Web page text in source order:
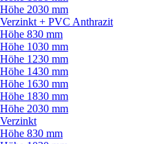
Höhe 2030 mm
Verzinkt + PVC Anthrazit
Höhe 830 mm
Höhe 1030 mm
Höhe 1230 mm
Höhe 1430 mm
Höhe 1630 mm
Höhe 1830 mm
Höhe 2030 mm
Verzinkt
Höhe 830 mm